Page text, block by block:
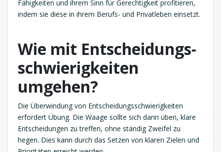
Fähigkeiten und ihrem Sinn für Gerechtigkeit profitieren,
indem sie diese in ihrem Berufs- und Privatleben einsetzt.
Wie mit Entscheidungs-
schwierigkeiten
umgehen?
Die Überwindung von Entscheidungsschwierigkeiten
erfordert Übung. Die Waage sollte sich darin üben, klare
Entscheidungen zu treffen, ohne ständig Zweifel zu
hegen. Dies kann durch das Setzen von klaren Zielen und